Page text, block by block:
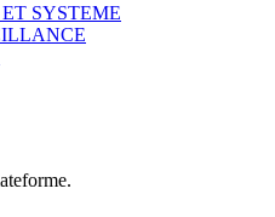
SYSTEME